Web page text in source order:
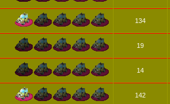
134
19
14
142